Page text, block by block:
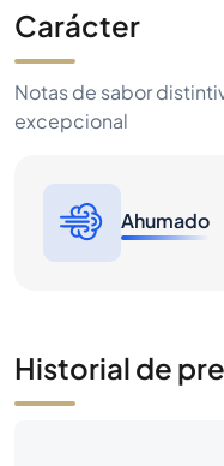
Carácter
Notas de sabor
excepcional
Ahumado
Historial de